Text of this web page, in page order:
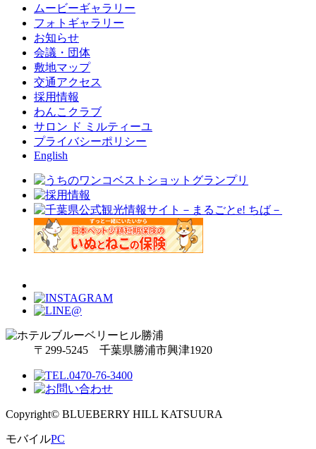
ムービーギャラリー
フォトギャラリー
お知らせ
会議・団体
敷地マップ
交通アクセス
採用情報
わんこクラブ
サロン ド ミルティーユ
プライバシーポリシー
English
〒299-5245 千葉県勝浦市興津1920
Copyright© BLUEBERRY HILL KATSUURA
モバイルPC